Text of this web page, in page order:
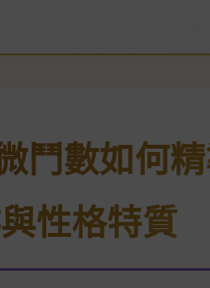
鬥數如何
性格特質